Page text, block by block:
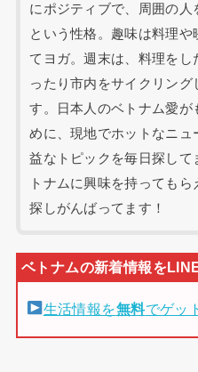
にポジティブで、周囲の人
という性格。趣味は料理や
てヨガ。週末は、料理をし
ったり市内をサイクリング
す。日本人のベトナム愛が
めに、現地でホットなニュ
益なトピックを毎日探して
トナムに興味を持ってもら
探しがんばってます！
生活情報を無料でゲッ